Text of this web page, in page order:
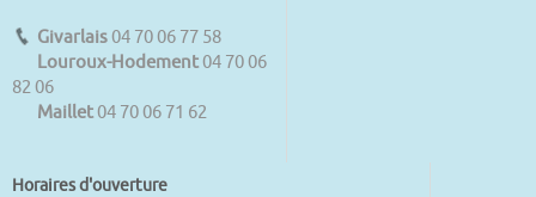
Givarlais 04 70 06 77 58
Louroux-Hodement 04 70 06
82 06
Maillet 04 70 06 71 62
Horaires d'ouverture